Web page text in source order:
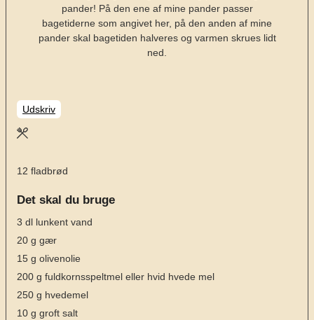
pander! På den ene af mine pander passer
bagetiderne som angivet her, på den anden af mine
pander skal bagetiden halveres og varmen skrues lidt
ned.
Udskriv
12 fladbrød
Det skal du bruge
3 dl lunkent vand
20 g gær
15 g olivenolie
200 g fuldkornsspeltmel eller hvid hvede mel
250 g hvedemel
10 g groft salt